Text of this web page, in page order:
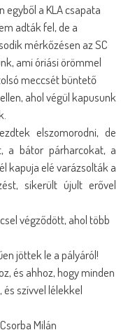
egyből a KLA csapata
adták fel, de a
mérkőzésen az SC
ami óriási örömmel
meccsét büntető
ahol végül kapusunk
elszomorodni, de
a bátor párharcokat, a
kapuja elé varázsolták a
sikerült újult erővel
végződött, ahol több
jöttek le a pályáról!
és ahhoz, hogy minden
szívvel lélekkel
Milán